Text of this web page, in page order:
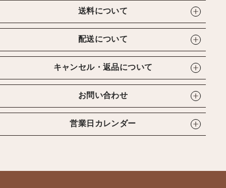
送料について
配送について
キャンセル・返品について
お問い合わせ
営業日カレンダー